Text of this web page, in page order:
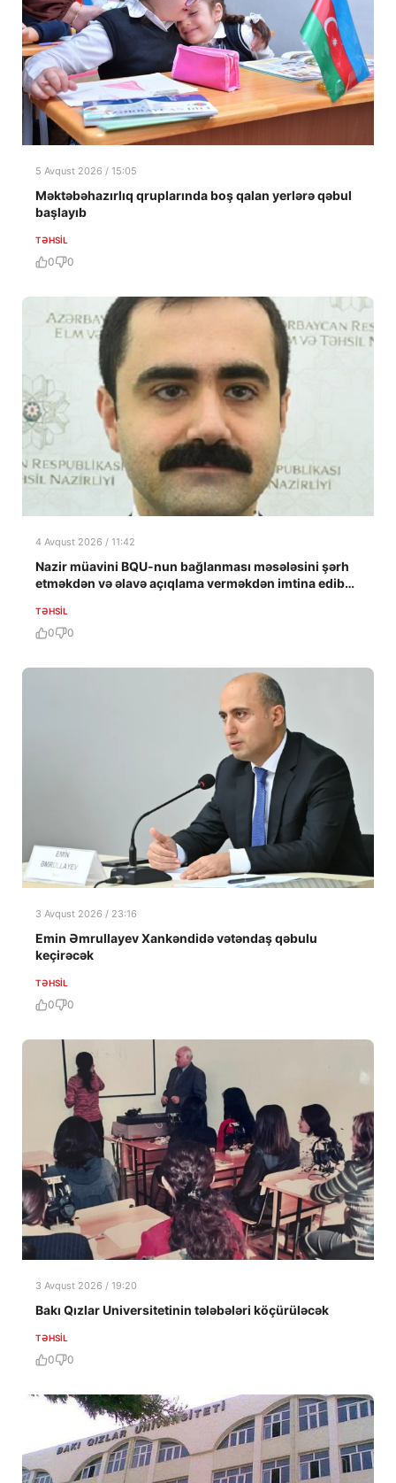
5 Avqust 2026 / 15:05
Məktəbəhazırlıq qruplarında boş qalan yerlərə qəbul
başlayıb
TƏHSIL
0 0
4 Avqust 2026 / 11:42
Nazir müavini BQU-nun bağlanması məsələsini şərh
etməkdən və əlavə açıqlama verməkdən imtina edib…
TƏHSIL
0 0
3 Avqust 2026 / 23:16
Emin Əmrullayev Xankəndidə vətəndaş qəbulu
keçirəcək
TƏHSIL
0 0
3 Avqust 2026 / 19:20
Bakı Qızlar Universitetinin tələbələri köçürüləcək
TƏHSIL
0 0